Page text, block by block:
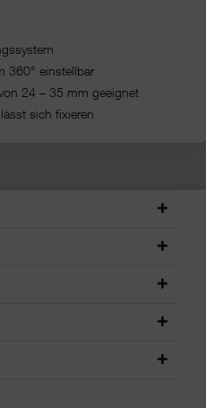
einstellbar
24 – 35 mm geeignet
sich fixieren